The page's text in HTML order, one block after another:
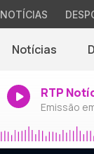
NOTÍCIAS
Notícias
RTP
Emissão